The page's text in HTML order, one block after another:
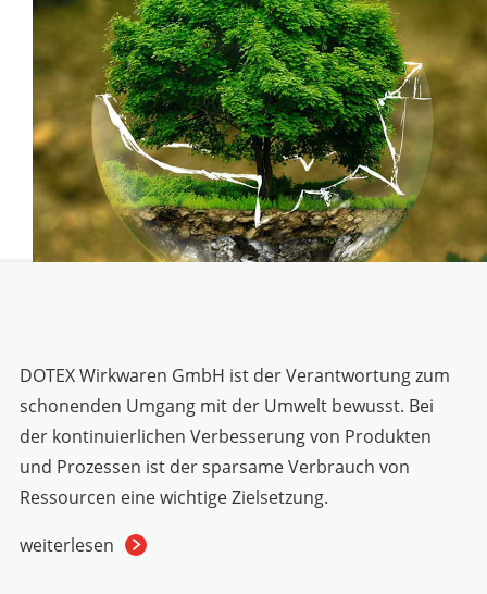
DOTEX Wirkwaren GmbH ist der Verantwortung zum
schonenden Umgang mit der Umwelt bewusst. Bei
der kontinuierlichen Verbesserung von Produkten
und Prozessen ist der sparsame Verbrauch von
Ressourcen eine wichtige Zielsetzung.
weiterlesen